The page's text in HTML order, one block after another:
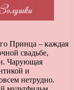
Принца – каждая
свадьбе,
Чарующая
и
нетрудно.